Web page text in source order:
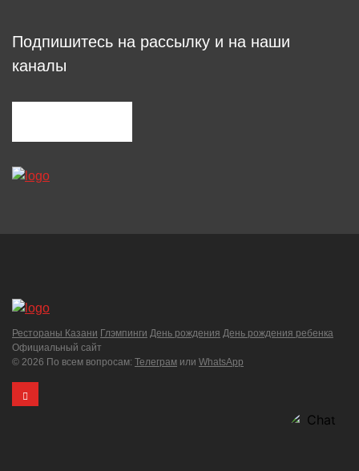
Подпишитесь на рассылку и на наши
каналы
Рестораны Казани Глэмпинги День рождения День рождения ребенка
Официальный сайт
© 2026 По всем вопросам: Телеграм или WhatsApp